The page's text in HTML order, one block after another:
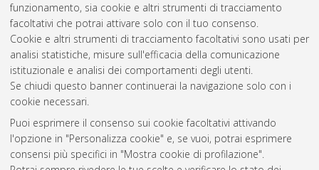
funzionamento, sia cookie e altri strumenti di tracciamento
facoltativi che potrai attivare solo con il tuo consenso.
Cookie e altri strumenti di tracciamento facoltativi sono usati per
analisi statistiche, misure sull'efficacia della comunicazione
istituzionale e analisi dei comportamenti degli utenti.
Se chiudi questo banner continuerai la navigazione solo con i
cookie necessari.
Puoi esprimere il consenso sui cookie facoltativi attivando
l'opzione in "Personalizza cookie" e, se vuoi, potrai esprimere
consensi più specifici in "Mostra cookie di profilazione".
Gestione del documento:
Atom
Rss 1.0